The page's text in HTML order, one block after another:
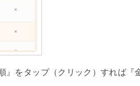
をタップ（クリック）すれば『